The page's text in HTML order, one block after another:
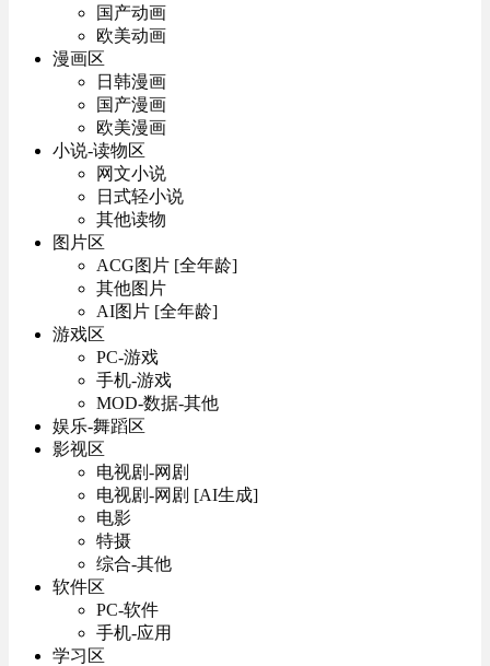
国产动画
欧美动画
漫画区
日韩漫画
国产漫画
欧美漫画
小说-读物区
网文小说
日式轻小说
其他读物
图片区
ACG图片 [全年龄]
其他图片
AI图片 [全年龄]
游戏区
PC-游戏
手机-游戏
MOD-数据-其他
娱乐-舞蹈区
影视区
电视剧-网剧
电视剧-网剧 [AI生成]
电影
特摄
综合-其他
软件区
PC-软件
手机-应用
学习区